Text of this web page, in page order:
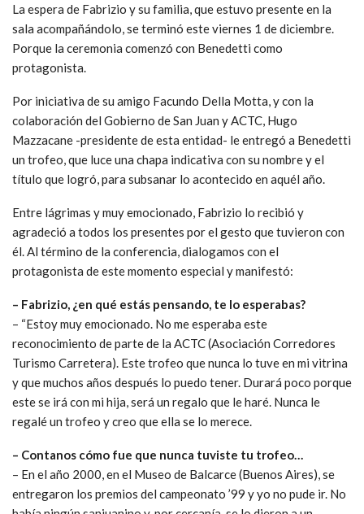
La espera de Fabrizio y su familia, que estuvo presente en la
sala acompañándolo, se terminó este viernes 1 de diciembre.
Porque la ceremonia comenzó con Benedetti como
protagonista.
Por iniciativa de su amigo Facundo Della Motta, y con la
colaboración del Gobierno de San Juan y ACTC, Hugo
Mazzacane -presidente de esta entidad- le entregó a Benedetti
un trofeo, que luce una chapa indicativa con su nombre y el
título que logró, para subsanar lo acontecido en aquél año.
Entre lágrimas y muy emocionado, Fabrizio lo recibió y
agradeció a todos los presentes por el gesto que tuvieron con
él. Al término de la conferencia, dialogamos con el
protagonista de este momento especial y manifestó:
– Fabrizio, ¿en qué estás pensando, te lo esperabas?
– “Estoy muy emocionado. No me esperaba este
reconocimiento de parte de la ACTC (Asociación Corredores
Turismo Carretera). Este trofeo que nunca lo tuve en mi vitrina
y que muchos años después lo puedo tener. Durará poco porque
este se irá con mi hija, será un regalo que le haré. Nunca le
regalé un trofeo y creo que ella se lo merece.
– Contanos cómo fue que nunca tuviste tu trofeo…
– En el año 2000, en el Museo de Balcarce (Buenos Aires), se
entregaron los premios del campeonato ’99 y yo no pude ir. No